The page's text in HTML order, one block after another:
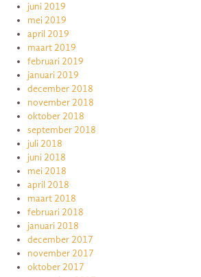
juni 2019
mei 2019
april 2019
maart 2019
februari 2019
januari 2019
december 2018
november 2018
oktober 2018
september 2018
juli 2018
juni 2018
mei 2018
april 2018
maart 2018
februari 2018
januari 2018
december 2017
november 2017
oktober 2017